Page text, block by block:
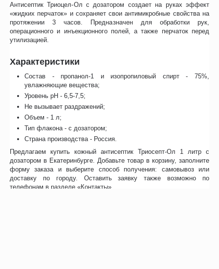
Антисептик Триоцел-Ол с дозатором создает на руках эффект
«жидких перчаток» и сохраняет свои антимикробные свойства на
протяжении 3 часов. Предназначен для обработки рук,
операционного и инъекционного полей, а также перчаток перед
утилизацией.
Характеристики
Состав - пропанол-1 и изопропиловый спирт - 75%,
увлажняющие вещества;
Уровень pH - 6,5-7,5;
Не вызывает раздражений;
Объем - 1 л;
Тип флакона - с дозатором;
Страна производства - Россия.
Предлагаем купить кожный антисептик Триосепт-Ол 1 литр с
дозатором в Екатеринбурге. Добавьте товар в корзину, заполните
форму заказа и выберите способ получения: самовывоз или
доставку по городу. Оставить заявку также возможно по
телефонам в разделе «Контакты».